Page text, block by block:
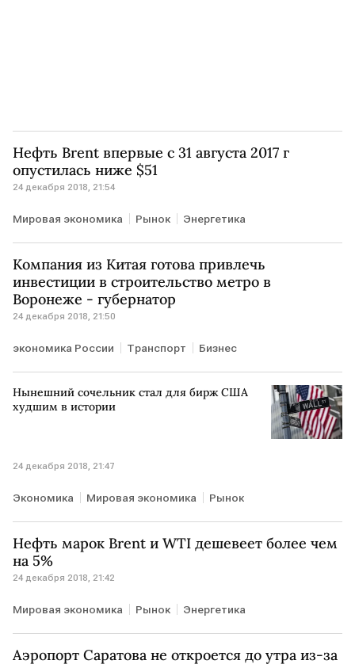
Нефть Brent впервые с 31 августа 2017 г
опустилась ниже $51
24 декабря 2018, 21:54
Мировая экономика Рынок Энергетика
Компания из Китая готова привлечь
инвестиции в строительство метро в
Воронеже - губернатор
24 декабря 2018, 21:50
экономика России Транспорт Бизнес
Нынешний сочельник стал для бирж США
худшим в истории
24 декабря 2018, 21:47
Экономика Мировая экономика Рынок
Нефть марок Brent и WTI дешевеет более чем
на 5%
24 декабря 2018, 21:42
Мировая экономика Рынок Энергетика
Аэропорт Саратова не откроется до утра из-за